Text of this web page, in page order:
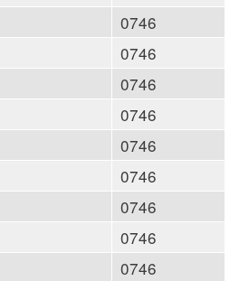
0746
0746
0746
0746
0746
0746
0746
0746
0746